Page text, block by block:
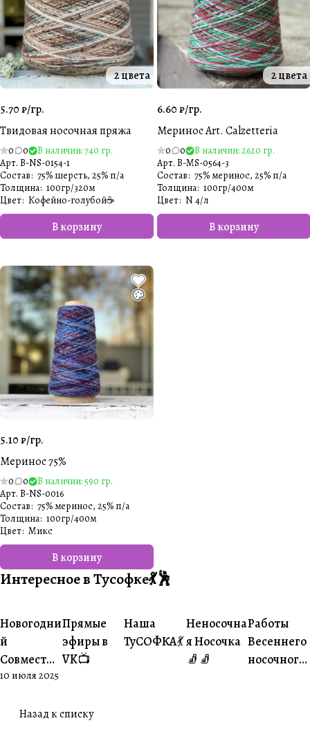
2 цвета
5.70 ₽/гр.
Твидовая носочная пряжа
0 0
В наличии: 740 гр.
Арт. B-NS-0154-1
В корзину
Состав: 75% шерсть, 25% п/а
Толщина: 100гр/320м
Цвет: Кофейно-голубой☕️
2 цвета
6.60 ₽/гр.
Меринос Art. Calzetteria
0 0
В наличии: 2620 гр.
Арт. B-MS-0564-3
В корзину
Состав: 75% меринос, 25% п/а
Толщина: 100гр/400м
Цвет: N 4/л
5.10 ₽/гр.
Меринос 75%
0 0
В наличии: 590 гр.
Арт. B-NS-0016
В корзину
Состав: 75% меринос, 25% п/а
Толщина: 100гр/400м
Цвет: Микс
Интересное в Тусофке💃🕺
#Совместники
Новогодни
й
Совместни
к🎄
10 июля 2025
#Житуха
Прямые
эфиры в
VK📺
#Совместники
Наша
ТуСОФКА💃
#Ваше
творчество
Неносочна
я Носочка
🧦🧦
#Ваше
Работы
Весеннего
носочного
Назад к списку